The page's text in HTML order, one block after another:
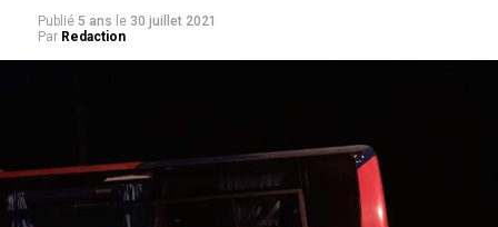
Publié 5 ans le 30 juillet 2021
Par Redaction